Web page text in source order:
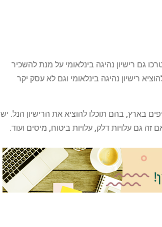
גם רישיון נהיגה בינלאומי על מנת להשכיר
רישיון נהיגה בינלאומי וגם לא עסק יקר
בארץ, בהם תוכלו להוציא את הרישיון הנל. יש
גם עלויות דלק, עלויות ביטוח, מיסים ועוד.